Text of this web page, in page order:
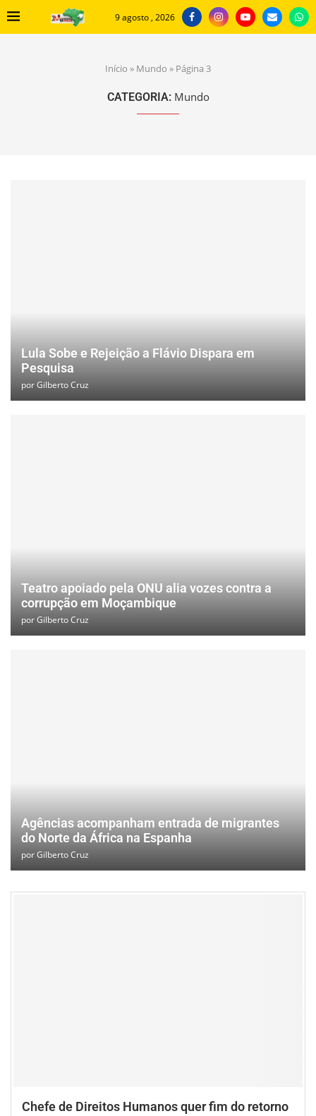
9 agosto , 2026
Início » Mundo » Página 3
CATEGORIA:Mundo
Lula Sobe e Rejeição a Flávio Dispara em
Pesquisa
porGilberto Cruz
Teatro apoiado pela ONU alia vozes contra a
corrupção em Moçambique
porGilberto Cruz
Agências acompanham entrada de migrantes
do Norte da África na Espanha
porGilberto Cruz
Chefe de Direitos Humanos quer fim do retorno